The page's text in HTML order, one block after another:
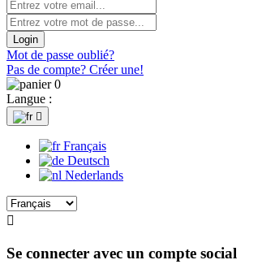
Login
Mot de passe oublié?
Pas de compte? Créer une!
0
Langue :

Français
Deutsch
Nederlands

Se connecter avec un compte social